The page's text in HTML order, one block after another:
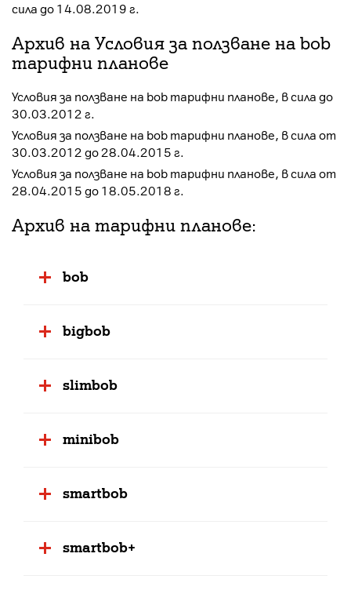
сила до 14.08.2019 г.
Архив на Условия за ползване на bob
тарифни планове
Условия за ползване на bob тарифни планове, в сила до
30.03.2012 г.
Условия за ползване на bob тарифни планове, в сила от
30.03.2012 до 28.04.2015 г.
Условия за ползване на bob тарифни планове, в сила от
28.04.2015 до 18.05.2018 г.
Архив на тарифни планове:
bob
bigbob
slimbob
minibob
smartbob
smartbob+